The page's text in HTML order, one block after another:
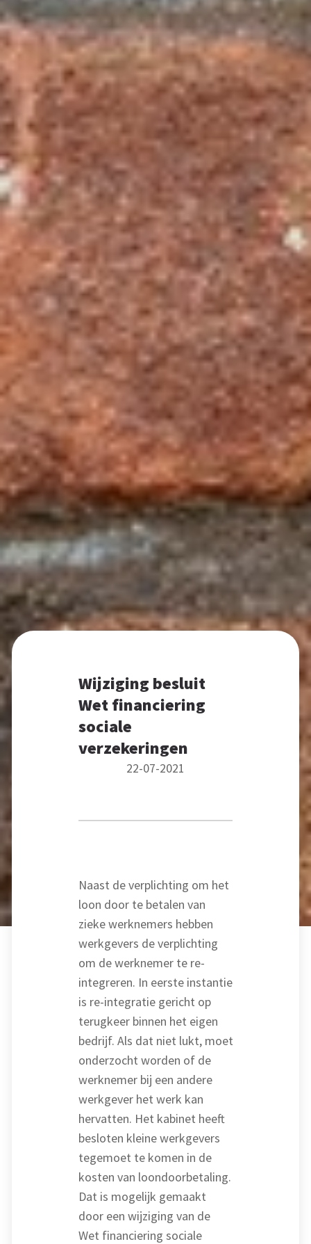
Wijziging besluit
Wet financiering
sociale
verzekeringen
22-07-2021
Naast de verplichting om het
loon door te betalen van
zieke werknemers hebben
werkgevers de verplichting
om de werknemer te re-
integreren. In eerste instantie
is re-integratie gericht op
terugkeer binnen het eigen
bedrijf. Als dat niet lukt, moet
onderzocht worden of de
werknemer bij een andere
werkgever het werk kan
hervatten. Het kabinet heeft
besloten kleine werkgevers
tegemoet te komen in de
kosten van loondoorbetaling.
Dat is mogelijk gemaakt
door een wijziging van de
Wet financiering sociale